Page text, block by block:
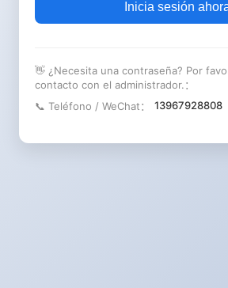
Inicia sesión
👋 ¿Necesita una contraseña? Por
contacto con el administrador.：
📞 Teléfono / WeChat：
13967928808